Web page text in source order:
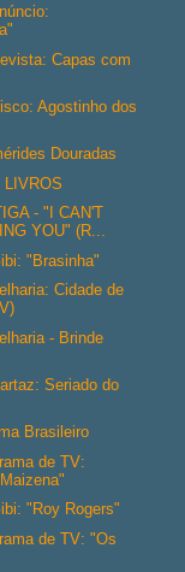
Capas com
Agostinho dos
Douradas
LIVROS
- "I CAN'T
YOU" (R...
"Brasinha"
Cidade de
- Brinde
Seriado do
Brasileiro
de TV:
"Roy Rogers"
de TV: "Os